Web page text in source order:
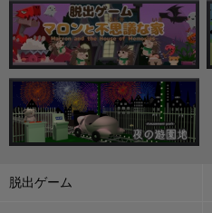
脱出ゲーム